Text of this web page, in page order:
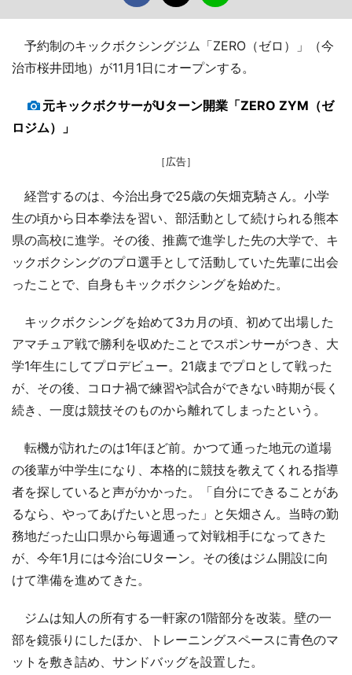
予約制のキックボクシングジム「ZERO（ゼロ）」（今
治市桜井団地）が11月1日にオープンする。
元キックボクサーがUターン開業「ZERO ZYM（ゼ
ロジム）」
［広告］
経営するのは、今治出身で25歳の矢畑克騎さん。小学
生の頃から日本拳法を習い、部活動として続けられる熊本
県の高校に進学。その後、推薦で進学した先の大学で、キ
ックボクシングのプロ選手として活動していた先輩に出会
ったことで、自身もキックボクシングを始めた。
キックボクシングを始めて3カ月の頃、初めて出場した
アマチュア戦で勝利を収めたことでスポンサーがつき、大
学1年生にしてプロデビュー。21歳までプロとして戦った
が、その後、コロナ禍で練習や試合ができない時期が長く
続き、一度は競技そのものから離れてしまったという。
転機が訪れたのは1年ほど前。かつて通った地元の道場
の後輩が中学生になり、本格的に競技を教えてくれる指導
者を探していると声がかかった。「自分にできることがあ
るなら、やってあげたいと思った」と矢畑さん。当時の勤
務地だった山口県から毎週通って対戦相手になってきた
が、今年1月には今治にUターン。その後はジム開設に向
けて準備を進めてきた。
ジムは知人の所有する一軒家の1階部分を改装。壁の一
部を鏡張りにしたほか、トレーニングスペースに青色のマ
ットを敷き詰め、サンドバッグを設置した。